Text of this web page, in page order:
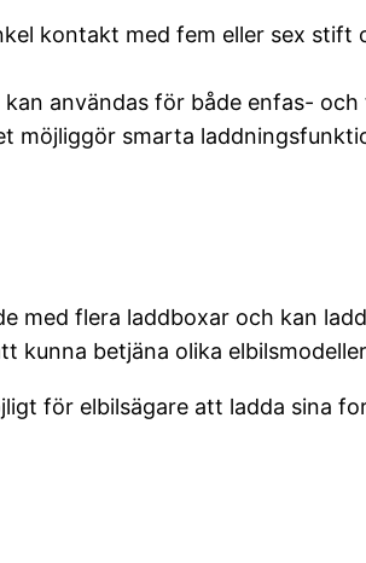
kontakt med fem eller sex stift
användas för både enfas-
möjliggör smarta
med flera laddboxar och kan
kunna betjäna olika
för elbilsägare att ladda sina